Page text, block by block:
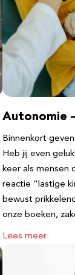
Autonomie
Binnenkort
Heb jij even
keer als mensen
reactie “lastige
bewust
onze boeken,
Lees meer